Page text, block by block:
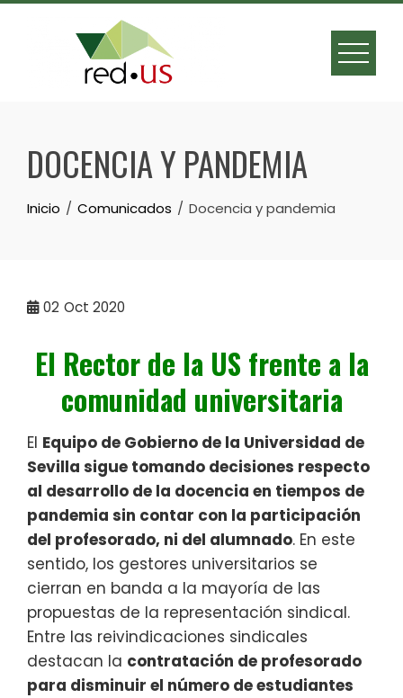
Skip
DOCENCIA Y PANDEMIA
Inicio Comunicados Docencia y pandemia
02 Oct 2020
El Rector de la US frente a la
comunidad universitaria
El Equipo de Gobierno de la Universidad de
Sevilla sigue tomando decisiones respecto
al desarrollo de la docencia en tiempos de
pandemia sin contar con la participación
del profesorado, ni del alumnado. En este
sentido, los gestores universitarios se
cierran en banda a la mayoría de las
propuestas de la representación sindical.
Entre las reivindicaciones sindicales
destacan la contratación de profesorado
para disminuir el número de estudiantes